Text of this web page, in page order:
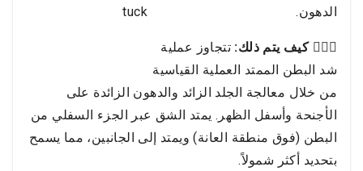
الدهون.
👩🏻‍⚕️ كيف يتم ذلك: تتجاوز عملية
شد البطن الممتد العملية القياسية
من خلال معالجة الجلد الزائد والدهون الزائدة على
الأجنحة وأسفل الظهر. يمتد الشق عبر الجزء السفلي من
البطن (فوق منطقة العانة) ويمتد إلى الجانبين، مما يسمح
بتحديد أكثر شمولاً.